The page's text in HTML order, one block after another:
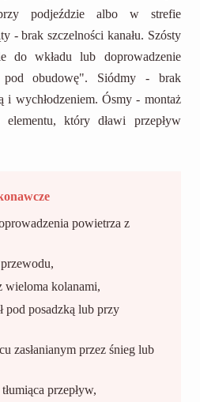
podjeździe albo w strefie
- brak szczelności kanału. Szósty
do wkładu lub doprowadzenie
obudowę". Siódmy - brak
i wychłodzeniem. Ósmy - montaż
który dławi przepływ
powietrza z
przewodu,
wieloma kolanami,
pod posadzką lub przy
zasłanianym przez śnieg lub
przepływ,